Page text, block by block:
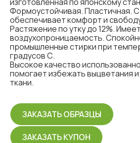
Формоустойчивая. Пластичная.
обеспечивает комфорт и
Растяжение по утку до 12%.
воздухопроницаемость.
промышленные стирки при
градусов С.
Высокое качество
помогает избежать выцветания
ткани.
ЗАКАЗАТЬ ОБРАЗЦЫ
ЗАКАЗАТЬ КУПОН